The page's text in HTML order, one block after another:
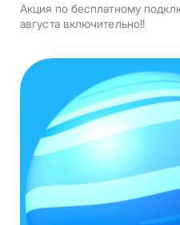
Акция по бесплатному
августа включительно!!